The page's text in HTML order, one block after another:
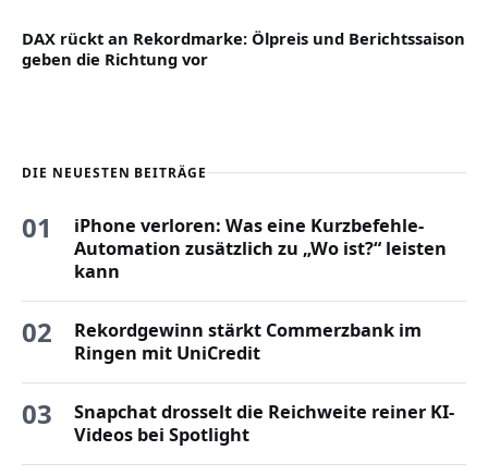
DAX rückt an Rekordmarke: Ölpreis und Berichtssaison
geben die Richtung vor
DIE NEUESTEN BEITRÄGE
01
iPhone verloren: Was eine Kurzbefehle-
Automation zusätzlich zu „Wo ist?“ leisten
kann
02
Rekordgewinn stärkt Commerzbank im
Ringen mit UniCredit
03
Snapchat drosselt die Reichweite reiner KI-
Videos bei Spotlight